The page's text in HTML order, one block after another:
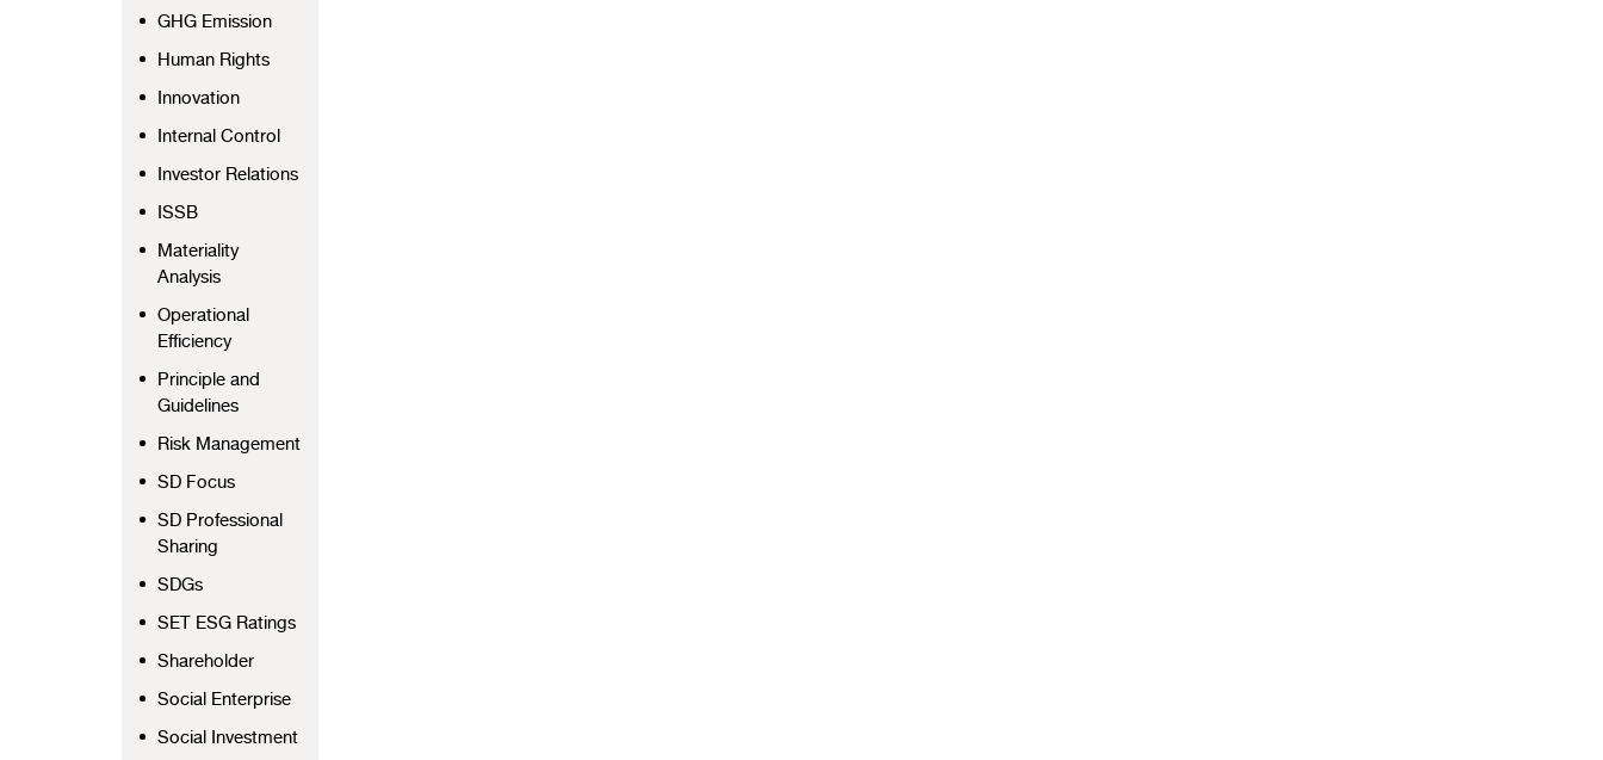
GHG Emission
Human Rights
Innovation
Internal Control
Investor Relations
ISSB
Materiality
Analysis
Operational
Efficiency
Principle and
Guidelines
Risk Management
SD Focus
SD Professional
Sharing
SDGs
SET ESG Ratings
Shareholder
Social Enterprise
Social Investment